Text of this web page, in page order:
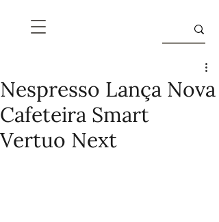
Nespresso Lança Nova
Cafeteira Smart
Vertuo Next